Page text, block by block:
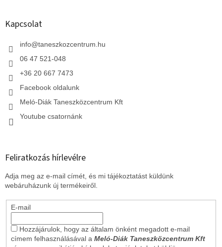
Kapcsolat
info@taneszkozcentrum.hu
06 47 521-048
+36 20 667 7473
Facebook oldalunk
Meló-Diák Taneszközcentrum Kft
Youtube csatornánk
Feliratkozás hírlevélre
Adja meg az e-mail címét, és mi tájékoztatást küldünk
webáruházunk új termékeiről.
E-mail
Hozzájárulok, hogy az általam önként megadott e-mail
címem felhasználásával a Meló-Diák Taneszközcentrum Kft